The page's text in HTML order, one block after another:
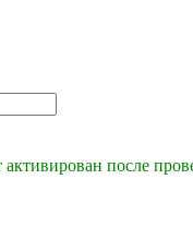
после